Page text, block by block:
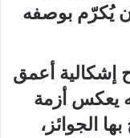
يُكرّم بوصفه
إشكالية أعمق
يعكس أزمة
الجوائز،